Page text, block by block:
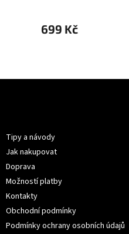
699 Kč
Tipy a návody
Jak nakupovat
Doprava
Možností platby
Kontakty
Obchodní podmínky
Podmínky ochrany osobních údajů